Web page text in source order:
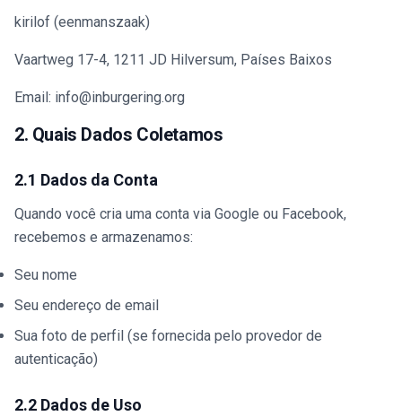
kirilof (eenmanszaak)
Vaartweg 17-4, 1211 JD Hilversum, Países Baixos
Email: info@inburgering.org
2. Quais Dados Coletamos
2.1 Dados da Conta
Quando você cria uma conta via Google ou Facebook,
recebemos e armazenamos:
Seu nome
Seu endereço de email
Sua foto de perfil (se fornecida pelo provedor de
autenticação)
2.2 Dados de Uso